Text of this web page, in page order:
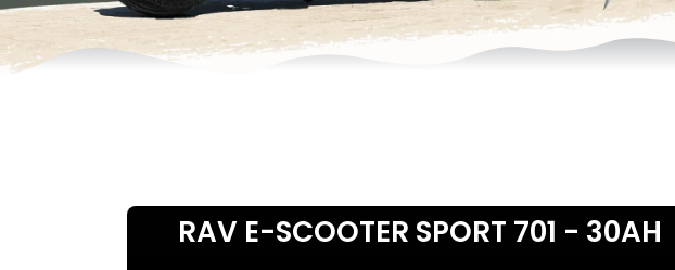
RAV E-SCOOTER SPORT 701 - 30AH